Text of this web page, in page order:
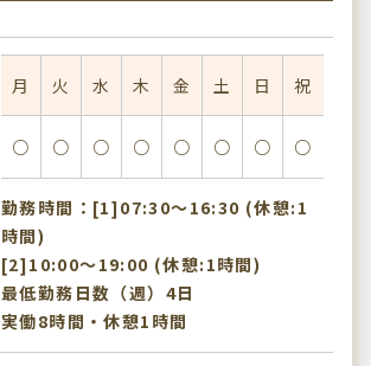
月 火 水 木 金 土 日 祝
○ ○ ○ ○ ○ ○ ○ ○
勤務時間：[1]07:30〜16:30 (休憩:1
時間)
[2]10:00〜19:00 (休憩:1時間)
最低勤務日数（週）4日
実働8時間・休憩1時間